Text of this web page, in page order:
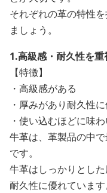
それぞれの革の特性
ましょう。
1.高級感・耐久性を重
【特徴】
・高級感がある
・厚みがあり耐久性
・使い込むほどに味
牛革は、革製品の中
です。
牛革はしっかりとし
耐久性に優れています